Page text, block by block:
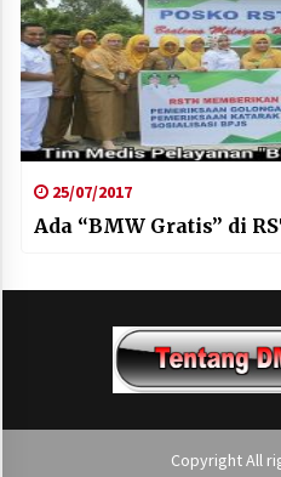
25/07/2017
Ada “BMW Gratis” di
Copyright All